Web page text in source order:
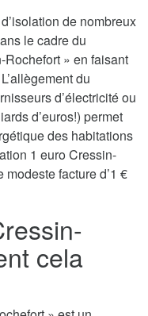
de nombreux
le cadre du
» en faisant
du
d’électricité ou
d’euros!) permet
des habitations
1 euro Cressin-
modeste facture d’1 €
cela